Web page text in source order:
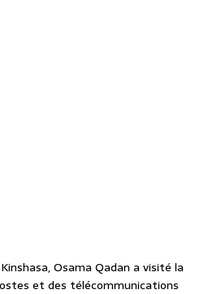
Osama Qadan a visité la
et des télécommunications